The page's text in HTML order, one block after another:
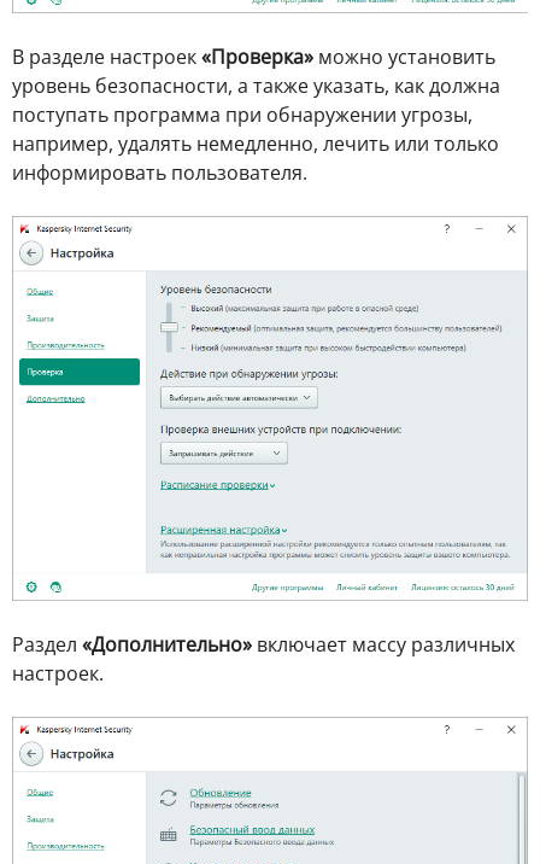
В разделе настроек«Проверка» можно установить
уровень безопасности, а также указать, как должна
поступать программа при обнаружении угрозы,
например, удалять немедленно, лечить или только
информировать пользователя.
Раздел «Дополнительно» включает массу различных
настроек.